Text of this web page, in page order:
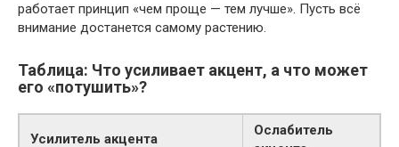
работает принцип «чем проще — тем лучше». Пусть всё
внимание достанется самому растению.
Таблица: Что усиливает акцент, а что может
его «потушить»?
Усилитель акцента
Ослабитель